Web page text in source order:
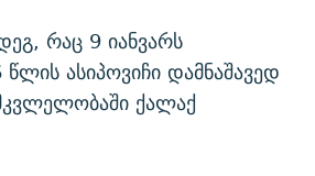
რაც 9 იანვარს
ასიპოვიჩი დამნაშავედ
ქალაქ